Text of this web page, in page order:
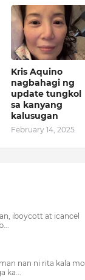
Kris Aquino
nagbahagi ng
update tungkol
sa kanyang
kalusugan
February 14, 2025
iboycott at icancel
nan ni rita kala mo
ka...